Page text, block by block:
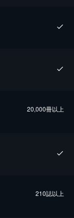
20,000冊以上
210誌以上